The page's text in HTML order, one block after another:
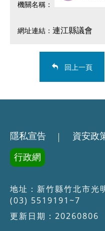
連江縣議會
回上一頁
隱私宣告 資安政
行政網
地址：新竹縣竹北市光
(03) 5519191~7
更新日期：